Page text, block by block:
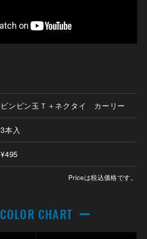
ビンビン玉Ｔ＋ネクタイ カーリー
3本入
¥495
Priceは税込価格です。
COLOR CHART